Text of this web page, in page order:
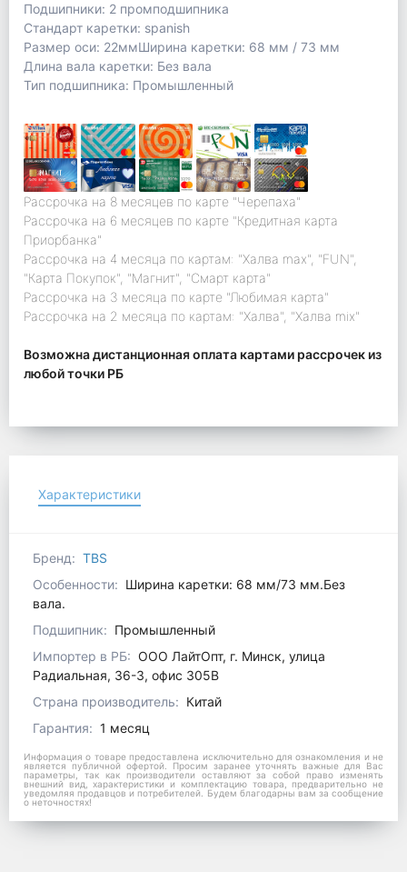
Подшипники: 2 промподшипника
Стандарт каретки: spanish
Размер оси: 22ммШирина каретки: 68 мм / 73 мм
Длина вала каретки: Без вала
Тип подшипника: Промышленный
Рассрочка на 8 месяцев по карте "Черепаха"
Рассрочка на 6 месяцев по карте "Кредитная карта
Приорбанка"
Рассрочка на 4 месяца по картам: "Халва max", "FUN",
"Карта Покупок", "Магнит", "Смарт карта"
Рассрочка на 3 месяца по карте "Любимая карта"
Рассрочка на 2 месяца по картам: "Халва", "Халва mix"
Возможна дистанционная оплата картами рассрочек из
любой точки РБ
Характеристики
Бренд: TBS
Особенности: Ширина каретки: 68 мм/73 мм.Без
вала.
Подшипник: Промышленный
Импортер в РБ: ООО ЛайтОпт, г. Минск, улица
Радиальная, 36-3, офис 305В
Страна производитель: Китай
Гарантия: 1 месяц
Информация о товаре предоставлена исключительно для ознакомления и не
является публичной офертой. Просим заранее уточнять важные для Вас
параметры, так как производители оставляют за собой право изменять
внешний вид, характеристики и комплектацию товара, предварительно не
уведомляя продавцов и потребителей. Будем благодарны вам за сообщение
о неточностях!